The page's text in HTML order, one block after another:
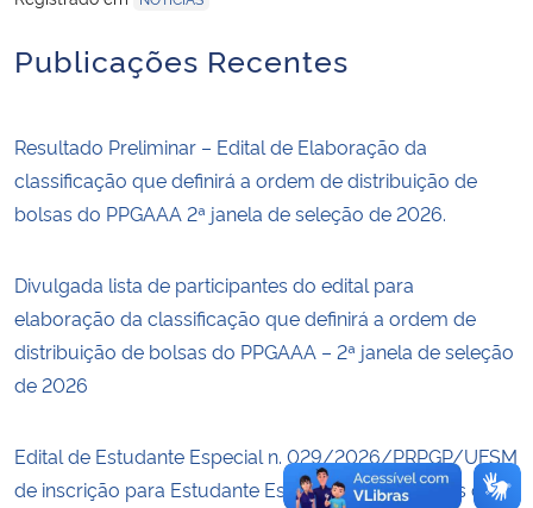
Secretaria-Geral
Gabinete de Segurança Institucional
Publicações Recentes
Resultado Preliminar – Edital de Elaboração da
classificação que definirá a ordem de distribuição de
bolsas do PPGAAA 2ª janela de seleção de 2026.
Divulgada lista de participantes do edital para
elaboração da classificação que definirá a ordem de
distribuição de bolsas do PPGAAA – 2ª janela de seleção
de 2026
Edital de Estudante Especial n. 029/2026/PRPGP/UFSM
de inscrição para Estudante Especial em disciplinas de